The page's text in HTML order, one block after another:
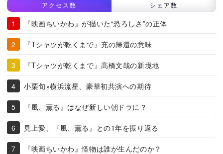
アクセス数 シェア数
『映画ちいかわ』が描いた“恐ろしさ”の正体
『Tシャツが乾くまで』充の帰還の意味
『Tシャツが乾くまで』高橋文哉の新境地
小栗旬×横浜流星、豪華初共演への期待
『風、薫る』はなぜ新しい朝ドラに？
見上愛、『風、薫る』との1年を振り返る
『映画ちいかわ』怪物は誰が生んだのか？